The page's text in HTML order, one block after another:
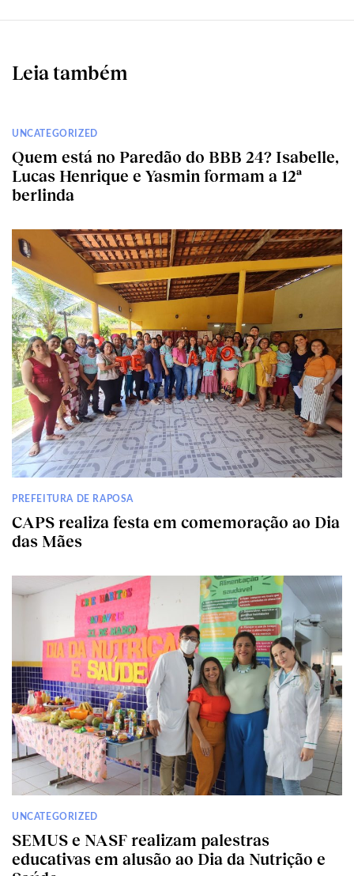
Leia também
UNCATEGORIZED
Quem está no Paredão do BBB 24? Isabelle,
Lucas Henrique e Yasmin formam a 12ª
berlinda
PREFEITURA DE RAPOSA
CAPS realiza festa em comemoração ao Dia
das Mães
UNCATEGORIZED
SEMUS e NASF realizam palestras
educativas em alusão ao Dia da Nutrição e